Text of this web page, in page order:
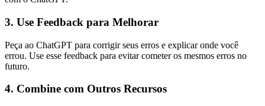
3. Use Feedback para Melhorar
Peça ao ChatGPT para corrigir seus erros e explicar onde você
errou. Use esse feedback para evitar cometer os mesmos erros no
futuro.
4. Combine com Outros Recursos